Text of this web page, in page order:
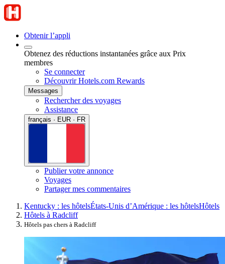
Obtenir l’appli
Obtenez des réductions instantanées grâce aux Prix
membres
Se connecter
Découvrir Hotels.com Rewards
Messages
Rechercher des voyages
Assistance
français · EUR · FR
Publier votre annonce
Voyages
Partager mes commentaires
Kentucky : les hôtelsÉtats-Unis d’Amérique : les hôtelsHôtels
Hôtels à Radcliff
Hôtels pas chers à Radcliff